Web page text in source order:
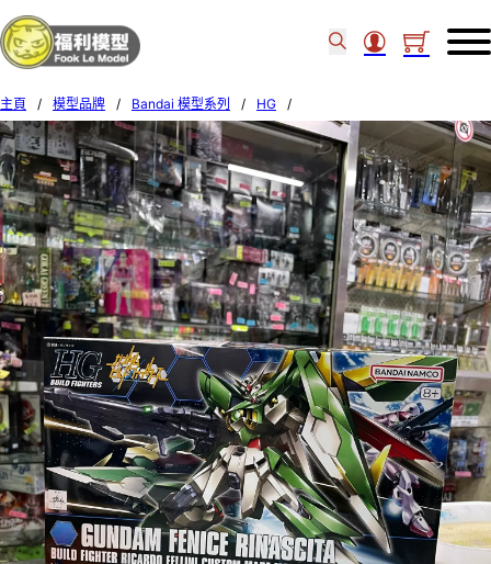
主頁 / 模型品牌 / Bandai 模型系列 / HG
/
Bandai 1/144 HGBF #017 GUNDAM FENICE RINASCITA 59563